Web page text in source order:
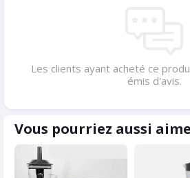
Les clients ayant acheté ce
émis d'avis.
Vous pourriez aussi